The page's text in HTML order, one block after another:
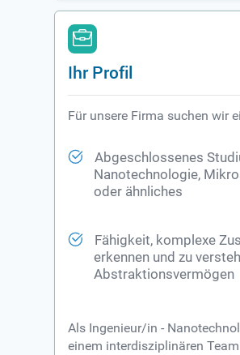
Ihr Profil
Für unsere Firma suchen wir
Abgeschlossenes
Nanotechnologie,
oder ähnliches
Fähigkeit, komplexe
erkennen und zu
Abstraktionsvermögen
Als Ingenieur/in -
einem interdisziplinären